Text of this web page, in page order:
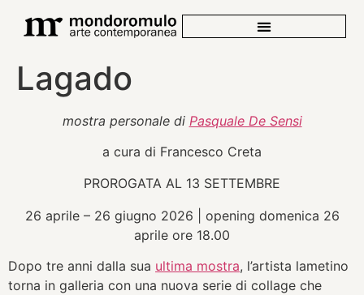
Lagado
mostra personale di Pasquale De Sensi
a cura di Francesco Creta
PROROGATA AL 13 SETTEMBRE
26 aprile – 26 giugno 2026 | opening domenica 26
aprile ore 18.00
Dopo tre anni dalla sua ultima mostra, l’artista lametino
torna in galleria con una nuova serie di collage che